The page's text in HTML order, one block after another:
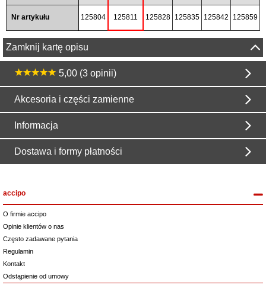
Nr artykułu 125804 125811 125828 125835 125842 125859
Zamknij kartę opisu
5,00 (3 opinii)
Akcesoria i części zamienne
Informacja
Dostawa i formy płatności
accipo
O firmie accipo
Opinie klientów o nas
Często zadawane pytania
Regulamin
Kontakt
Odstąpienie od umowy